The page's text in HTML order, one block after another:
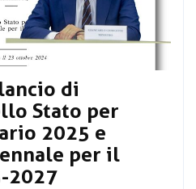
di
Stato per
2025 e
per il
2027